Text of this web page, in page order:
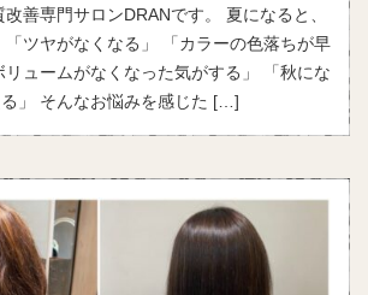
善専門サロンDRANです。 夏になると、
「ツヤがなくなる」 「カラーの色落ちが早
リュームがなくなった気がする」 「秋にな
」 そんなお悩みを感じた […]